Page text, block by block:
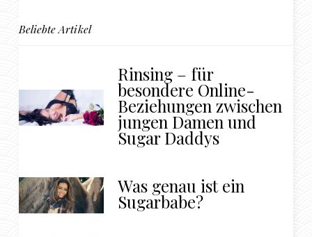
Beliebte Artikel
Rinsing – für
besondere Online-
Beziehungen zwischen
jungen Damen und
Sugar Daddys
Was genau ist ein
Sugarbabe?